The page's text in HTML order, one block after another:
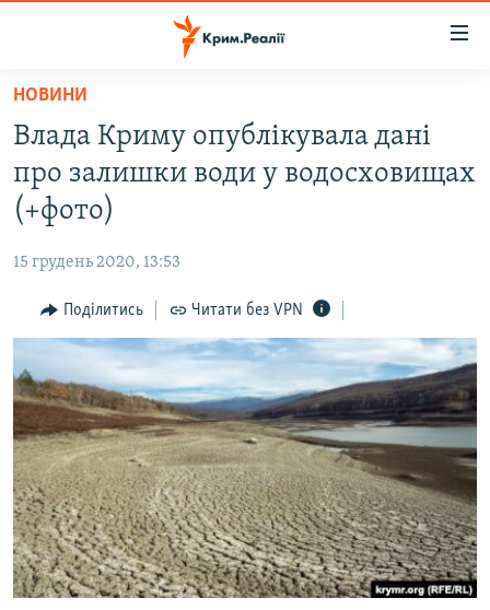
Перейти
основного
матеріалу
Перейти
до
основної
навігації
Перейти
до
ВОДА.КРИМ
ВІДЕО ТА ФОТО
БЛОГИ
ПОГЛЯД
ІНТЕРВ'Ю
ВСЕ ЗА ДЕНЬ
СПЕЦПРОЕКТИ
ДЕПОРТАЦІЯ
ВІДЕОУРОКИ «ELIFBE»
СВІДЧЕННЯ ОКУПАЦІЇ
УКРАЇНСЬКА ПРОБЛЕМА КРИМУ
ЯК ОБІЙТИ БЛОКУВАННЯ
Русский
Qırımtatar
НОВИНИ
Влада Криму опублікувала дані
про залишки води у водосховищах
(+фото)
15 грудень 2020, 13:53
Поділитись Читати без VPN